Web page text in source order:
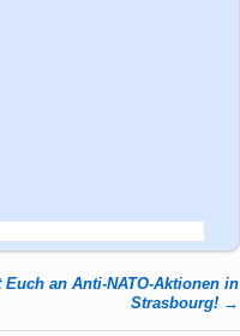
an Anti-NATO-Aktionen in
Strasbourg! →